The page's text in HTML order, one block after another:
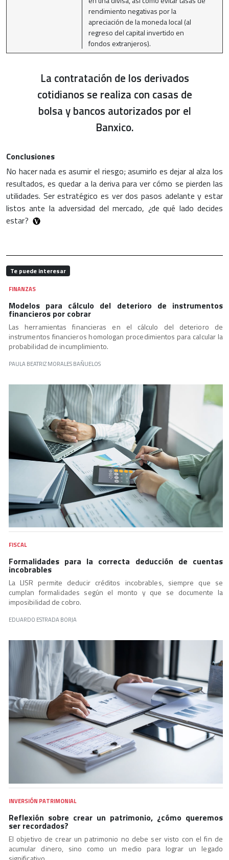
rendimiento negativas por la
apreciación de la moneda local (al
regreso del capital invertido en
fondos extranjeros).
La contratación de los derivados
cotidianos se realiza con casas de
bolsa y bancos autorizados por el
Banxico.
Conclusiones
No hacer nada es asumir el riesgo; asumirlo es dejar al alza los
resultados, es quedar a la deriva para ver cómo se pierden las
utilidades. Ser estratégico es ver dos pasos adelante y estar
listos ante la adversidad del mercado, ¿de qué lado decides
estar?
Te puede interesar
FINANZAS
Modelos para cálculo del deterioro de instrumentos
financieros por cobrar
Las herramientas financieras en el cálculo del deterioro de
instrumentos financieros homologan procedimientos para calcular la
probabilidad de incumplimiento.
PAULA BEATRIZ MORALES BAÑUELOS
FISCAL
Formalidades para la correcta deducción de cuentas
incobrables
La LISR permite deducir créditos incobrables, siempre que se
cumplan formalidades según el monto y que se documente la
imposibilidad de cobro.
EDUARDO ESTRADA BORJA
INVERSIÓN PATRIMONIAL
Reflexión sobre crear un patrimonio, ¿cómo queremos
ser recordados?
El objetivo de crear un patrimonio no debe ser visto con el fin de
acumular dinero, sino como un medio para lograr un legado